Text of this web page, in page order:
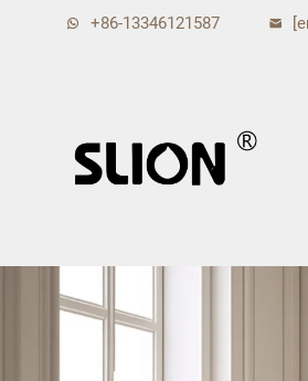
+86-13346121587